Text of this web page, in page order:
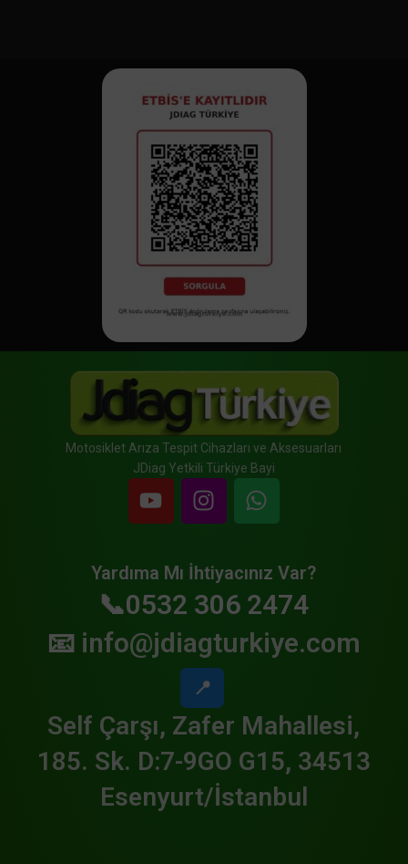
Motosiklet Arıza Tespit Cihazları ve Aksesuarları
JDiag Yetkili Türkiye Bayi
Yardıma Mı İhtiyacınız Var?
📞0532 306 2474
📧 info@jdiagturkiye.com
📍
Self Çarşı, Zafer Mahallesi,
185. Sk. D:7-9GO G15, 34513
Esenyurt/İstanbul